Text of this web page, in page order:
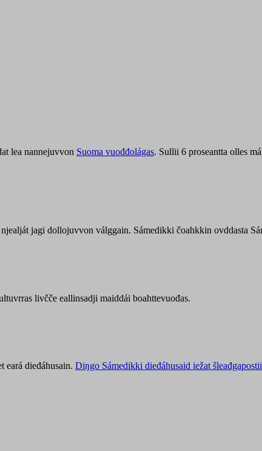
lea nannejuvvon Suoma vuođđolágas. Sullii 6 proseantta olles
jagi dollojuvvon válggain. Sámedikki čoahkkin ovddasta
livčče eallinsadji maiddái boahttevuođas.
eará dieđáhusain. Diŋgo Sámedikki dieđáhusaid iežat šleađgapostii